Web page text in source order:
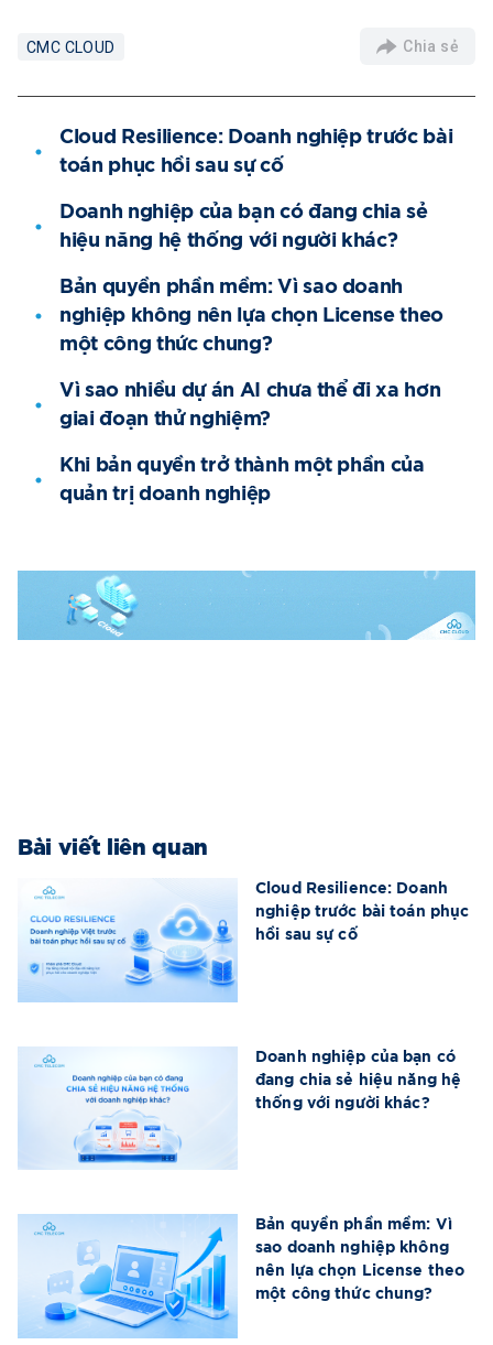
CMC CLOUD Chia sẻ
Cloud Resilience: Doanh nghiệp trước bài
toán phục hồi sau sự cố
Doanh nghiệp của bạn có đang chia sẻ
hiệu năng hệ thống với người khác?
Bản quyền phần mềm: Vì sao doanh
nghiệp không nên lựa chọn License theo
một công thức chung?
Vì sao nhiều dự án AI chưa thể đi xa hơn
giai đoạn thử nghiệm?
Khi bản quyền trở thành một phần của
quản trị doanh nghiệp
Bài viết liên quan
Cloud Resilience: Doanh
nghiệp trước bài toán phục
hồi sau sự cố
Doanh nghiệp của bạn có
đang chia sẻ hiệu năng hệ
thống với người khác?
Bản quyền phần mềm: Vì
sao doanh nghiệp không
nên lựa chọn License theo
một công thức chung?